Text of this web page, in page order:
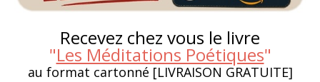
Recevez chez vous le livre
"Les Méditations Poétiques"
au format cartonné [LIVRAISON GRATUITE]